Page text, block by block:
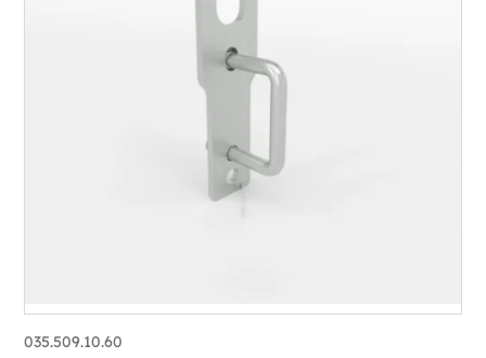
035.509.10.60